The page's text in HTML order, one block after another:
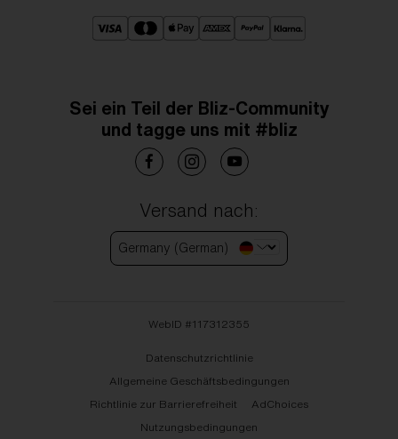
Sei ein Teil der Bliz-Community
und tagge uns mit #bliz
Versand nach:
Germany (German)
WebID #117312355
Datenschutzrichtlinie
Allgemeine Geschäftsbedingungen
Richtlinie zur Barrierefreiheit
AdChoices
Nutzungsbedingungen